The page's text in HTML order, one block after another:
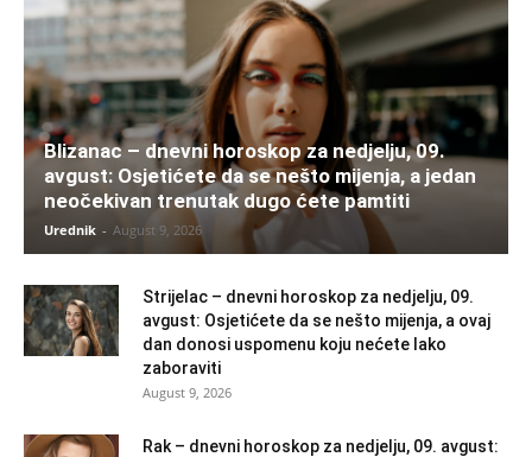
Blizanac – dnevni horoskop za nedjelju, 09.
avgust: Osjetićete da se nešto mijenja, a jedan
neočekivan trenutak dugo ćete pamtiti
Urednik - August 9, 2026
Strijelac – dnevni horoskop za nedjelju, 09.
avgust: Osjetićete da se nešto mijenja, a ovaj
dan donosi uspomenu koju nećete lako
zaboraviti
August 9, 2026
Rak – dnevni horoskop za nedjelju, 09. avgust: